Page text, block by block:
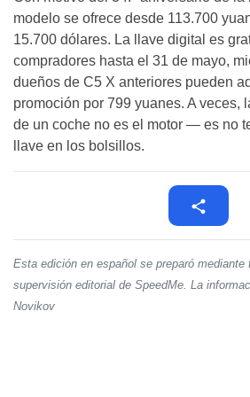
modelo se ofrece desde 113.700
15.700 dólares. La llave digital es
compradores hasta el 31 de mayo,
dueños de C5 X anteriores pueden
promoción por 799 yuanes. A veces,
de un coche no es el motor — es no
llave en los bolsillos.
Esta edición en español se preparó
supervisión editorial de SpeedMe. La
Novikov